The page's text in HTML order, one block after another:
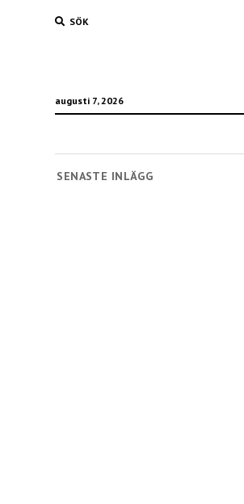
SÖK
augusti 7, 2026
SENASTE INLÄGG